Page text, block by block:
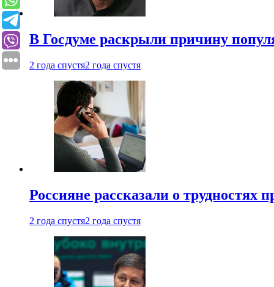
В Госдуме раскрыли причину
2 года спустя2 года спустя
Россияне рассказали о трудностях
2 года спустя2 года спустя